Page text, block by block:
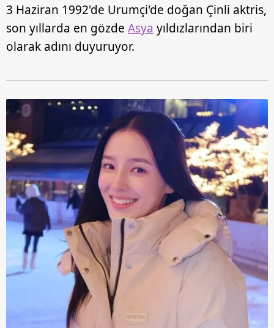
3 Haziran 1992'de Urumçi'de doğan Çinli aktris,
son yıllarda en gözde Asya yıldızlarından biri
olarak adını duyuruyor.